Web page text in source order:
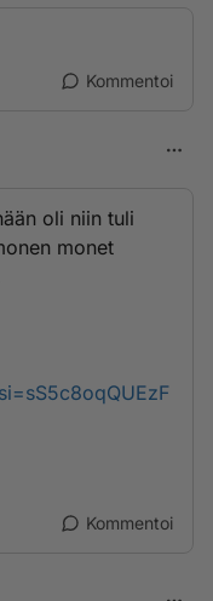
Kommentoi
oli niin tuli
monet
Kommentoi